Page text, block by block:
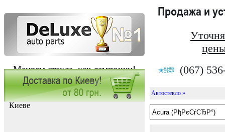
Меняем стекла, как лампочки!
Продажа и
(067)
Заказать установку автостекла в
Киеве
Автостекло »